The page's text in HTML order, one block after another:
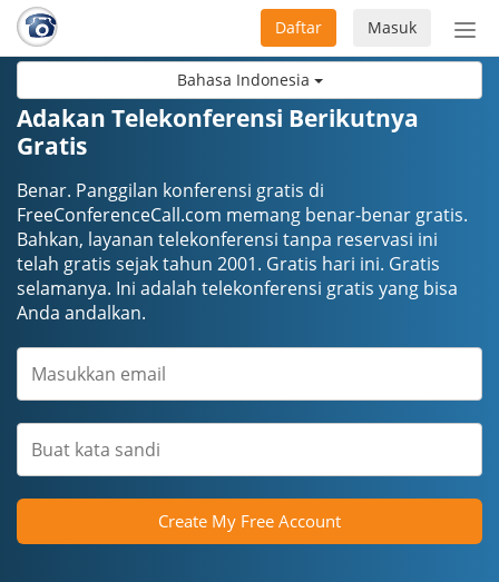
Bahasa Indonesia
Masuk
Daftar
Adakan Telekonferensi Berikutnya
Gratis
Benar. Panggilan konferensi gratis di
FreeConferenceCall.com memang benar-benar gratis.
Bahkan, layanan telekonferensi tanpa reservasi ini
telah gratis sejak tahun 2001. Gratis hari ini. Gratis
selamanya. Ini adalah telekonferensi gratis yang bisa
Anda andalkan.
Create My Free Account